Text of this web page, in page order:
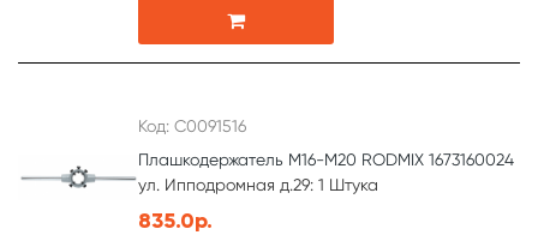
Код: С0091516
Плашкодержатель М16-М20 RODMIX 1673160024
ул. Ипподромная д.29: 1 Штука
835.0р.